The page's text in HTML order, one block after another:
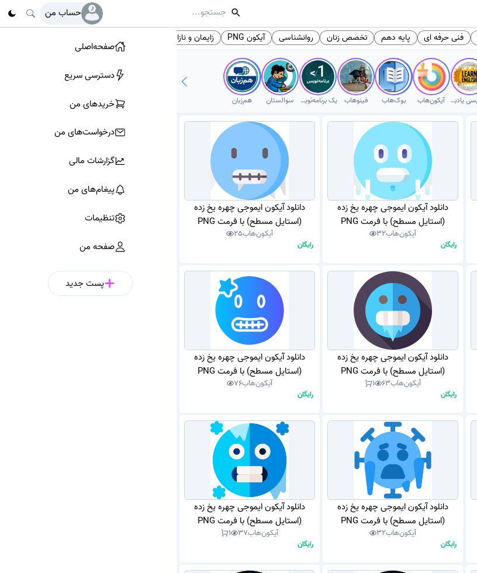
حساب من
فنی حرفه ای پایه دهم تخصص زنان روانشناسی آیکون PNG زایمان و نازایی
انگلیسی یادبگیر آیکون‌هاب بوک‌هاب فینوهاب یک برنامه‌نویس سوالستان هم‌زبان
دانلود آیکون ایموجی چهره یخ زده
(استایل مسطح) با فرمت PNG
آیکون‌هاب32
رایگان
دانلود آیکون ایموجی چهره یخ زده
(استایل مسطح) با فرمت PNG
آیکون‌هاب25
رایگان
دانلود آیکون ایموجی چهره یخ زده
(استایل مسطح) با فرمت PNG
آیکون‌هاب63
1
رایگان
دانلود آیکون ایموجی چهره یخ زده
(استایل مسطح) با فرمت PNG
آیکون‌هاب76
رایگان
دانلود آیکون ایموجی چهره یخ زده
(استایل مسطح) با فرمت PNG
آیکون‌هاب32
رایگان
دانلود آیکون ایموجی چهره یخ زده
(استایل مسطح) با فرمت PNG
آیکون‌هاب37
1
رایگان
صفحه‌اصلی
دسترسی سریع
پست جدید
خرید‌های من
درخواست‌های من
گزارشات مالی
پیغام‌های من
تنظیمات
صفحه من